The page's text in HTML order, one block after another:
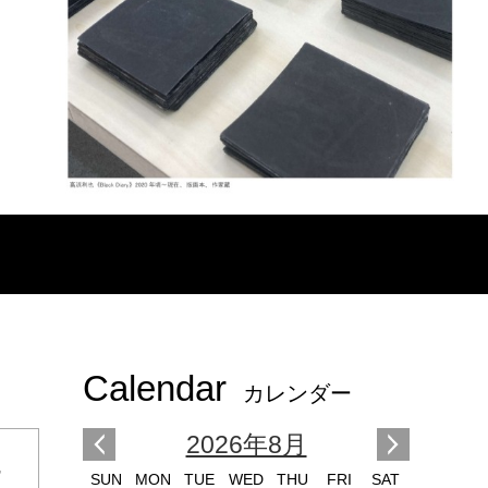
Calendar カレンダー
2026年8月
SUN MON TUE WED THU FRI SAT